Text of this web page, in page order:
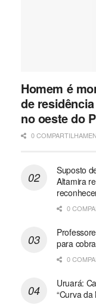
Homem é
de
no oeste do
0
Suposto
Altamira
0
para
0
Uruará:
“Curva